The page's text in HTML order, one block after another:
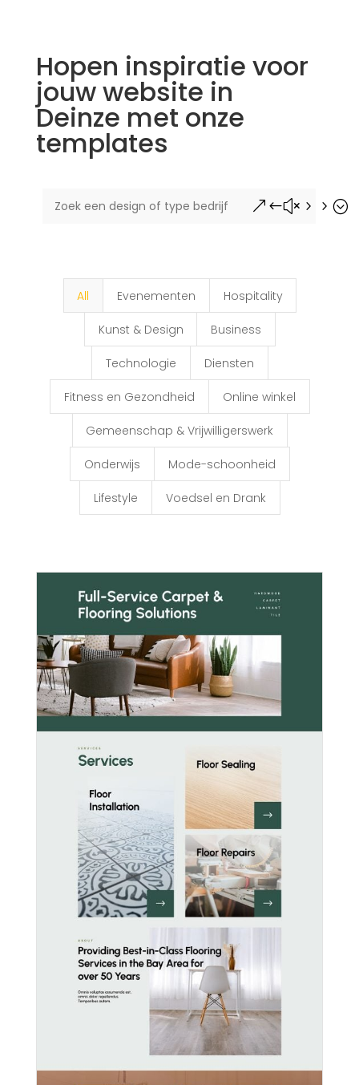
Hopen inspiratie voor
jouw website in
Deinze met onze
templates
&#x55;
All Evenementen Hospitality
Kunst & Design Business
Technologie Diensten
Fitness en Gezondheid Online winkel
Gemeenschap & Vrijwilligerswerk
Onderwijs Mode-schoonheid
Lifestyle Voedsel en Drank